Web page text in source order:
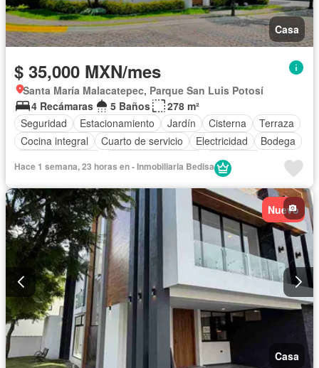
Casa
$ 35,000 MXN/mes
Santa María Malacatepec, Parque San Luis Potosí
4 Recámaras
5 Baños
278 m²
Seguridad
Estacionamiento Jardín Cisterna
Terraza
Cocina integral
Cuarto de servicio Electricidad
Bodega
Despacho
Zonas verdes
Caseta de vigilancia
Sin amueblar
Hace 1 semana, 23 horas en - Inmobiliaria Bedisa
Nuevo
Casa